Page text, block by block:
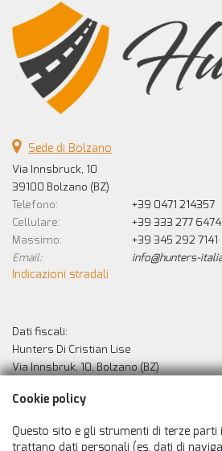
Sede di Bolzano
Via Innsbruck, 10
39100 Bolzano (BZ)
Telefono:
+39 0471 214357
Cellulare:
+39 333 277 6474
Massimo:
+39 345 292 7141
Email:
info@hunters-
Indicazioni stradali
Dati fiscali:
Hunters Di Cristian Lise
Via Innsbruk, 10, Bolzano (BZ)
Registro delle imprese:
Cookie policy
Questo sito e gli strumenti di terze parti
trattano dati personali (es. dati di